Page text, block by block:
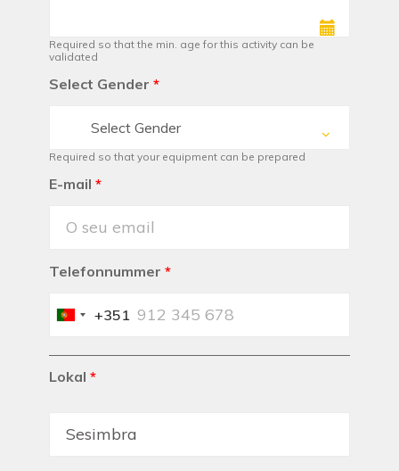
Required so that the min. age for this activity can be
validated
Select Gender *
Select Gender
Required so that your equipment can be prepared
E-mail *
Telefonnummer *
Portugal
+351
Lokal *